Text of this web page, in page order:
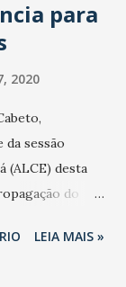
para
2020
sessão
(ALCE) desta
do
da
LEIA MAIS »